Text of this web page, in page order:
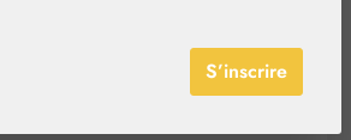
S’inscrire